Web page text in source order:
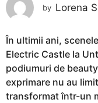
o
1
a
n
a
g
o
by Lorena
În ultimii ani,
Electric Castle la
podiumuri de
exprimare nu au
transformat într-un